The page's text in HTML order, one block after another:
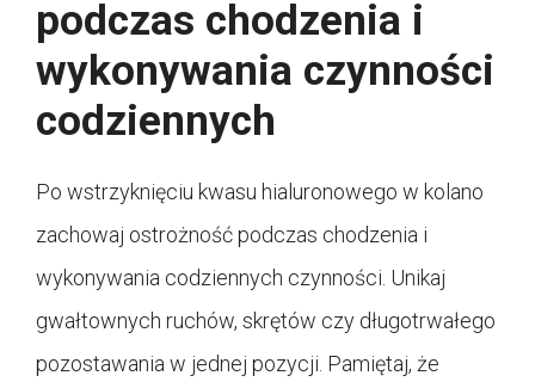
podczas chodzenia i
wykonywania czynności
codziennych
Po wstrzyknięciu kwasu hialuronowego w kolano
zachowaj ostrożność podczas chodzenia i
wykonywania codziennych czynności. Unikaj
gwałtownych ruchów, skrętów czy długotrwałego
pozostawania w jednej pozycji. Pamiętaj, że